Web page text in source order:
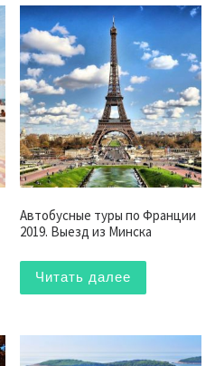
Автобусные туры по Франции
2019. Выезд из Минска
Читать далее